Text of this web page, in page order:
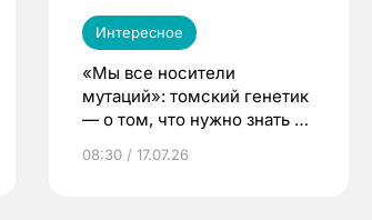
Интересное
«Мы все носители
мутаций»: томский генетик
— о том, что нужно знать до
08:30 / 17.07.26